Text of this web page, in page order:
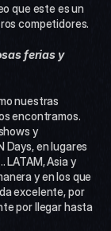
que este es un
competidores.
ferias y
nuestras
encontramos.
y
Days, en lugares
LATAM, Asia y
y en los que
excelente, por
por llegar hasta